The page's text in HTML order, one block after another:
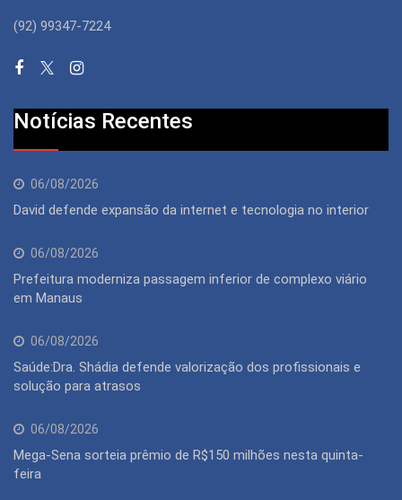
(92) 99347-7224
Notícias Recentes
06/08/2026
David defende expansão da internet e tecnologia no interior
06/08/2026
Prefeitura moderniza passagem inferior de complexo viário
em Manaus
06/08/2026
Saúde:Dra. Shádia defende valorização dos profissionais e
solução para atrasos
06/08/2026
Mega-Sena sorteia prêmio de R$150 milhões nesta quinta-
feira